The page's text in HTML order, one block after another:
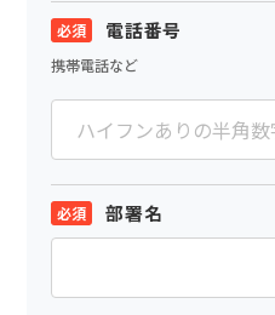
電話番号
携帯電話など
部署名